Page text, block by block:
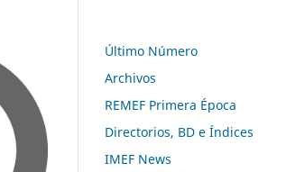
Último Número
Archivos
REMEF Primera Época
Directorios, BD e Índices
IMEF News